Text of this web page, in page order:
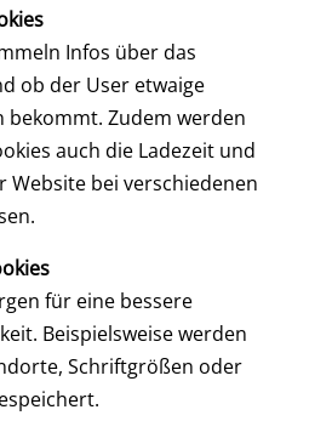
Infos über das
ob der User etwaige
bekommt. Zudem werden
auch die Ladezeit und
Website bei verschiedenen
für eine bessere
Beispielsweise werden
Schriftgrößen oder